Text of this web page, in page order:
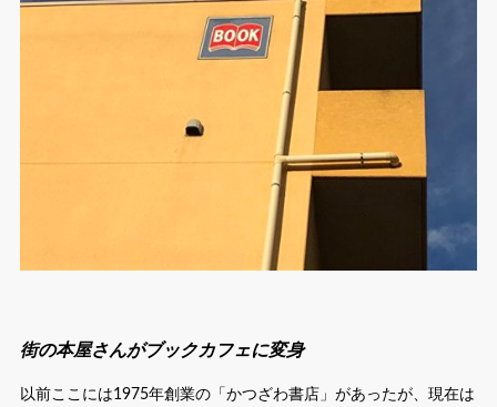
街の本屋さんがブックカフェに変身
以前ここには1975年創業の「かつざわ書店」があったが、現在は